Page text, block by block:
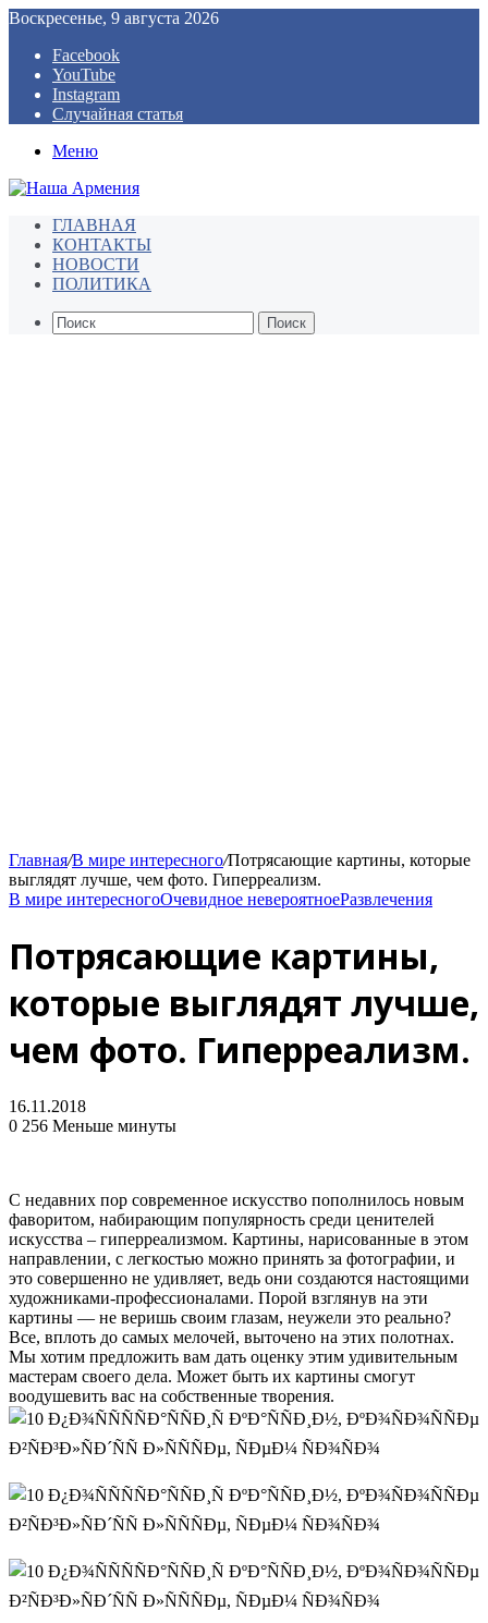
Воскресенье, 9 августа 2026
Facebook
YouTube
Instagram
Случайная статья
Меню
ГЛАВНАЯ
КОНТАКТЫ
НОВОСТИ
ПОЛИТИКА
Поиск
Главная/В мире интересного/Потрясающие картины, которые
выглядят лучше, чем фото. Гиперреализм.
В мире интересногоОчевидное невероятноеРазвлечения
Потрясающие картины,
которые выглядят лучше,
чем фото. Гиперреализм.
16.11.2018
0 256 Меньше минуты
С недавних пор современное искусство пополнилось новым
фаворитом, набирающим популярность среди ценителей
искусства – гиперреализмом. Картины, нарисованные в этом
направлении, с легкостью можно принять за фотографии, и
это совершенно не удивляет, ведь они создаются настоящими
художниками-профессионалами. Порой взглянув на эти
картины — не веришь своим глазам, неужели это реально?
Все, вплоть до самых мелочей, выточено на этих полотнах.
Мы хотим предложить вам дать оценку этим удивительным
мастерам своего дела. Может быть их картины смогут
воодушевить вас на собственные творения.